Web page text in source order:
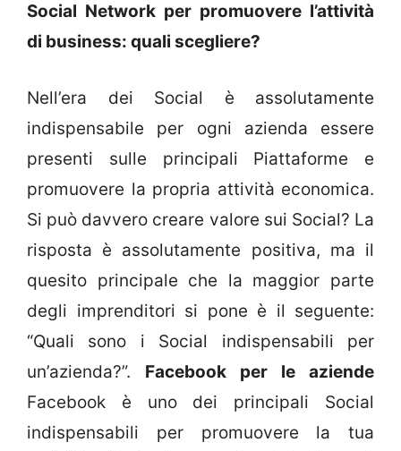
Social Network per promuovere l’attività
di business: quali scegliere?
Nell’era dei Social è assolutamente
indispensabile per ogni azienda essere
presenti sulle principali Piattaforme e
promuovere la propria attività economica.
Si può davvero creare valore sui Social? La
risposta è assolutamente positiva, ma il
quesito principale che la maggior parte
degli imprenditori si pone è il seguente:
“Quali sono i Social indispensabili per
un’azienda?”. Facebook per le aziende
Facebook è uno dei principali Social
indispensabili per promuovere la tua